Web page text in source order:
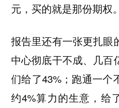
元，买的就是那份期权。
报告里还有一张更扎眼
中心彻底干不成、几百
们给了43%；跑通一个
约4%算力的生意，给